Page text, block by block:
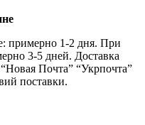
примерно 1-2 дня. При
3-5 дней. Доставка
Почта” “Укрпочта”
поставки.